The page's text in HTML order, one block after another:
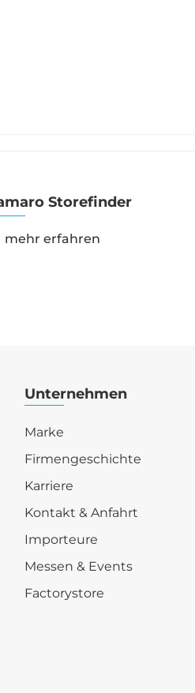
Storefinder
mehr erfahren
Unternehmen
Marke
Firmengeschichte
Karriere
Kontakt & Anfahrt
Importeure
Messen & Events
Factorystore